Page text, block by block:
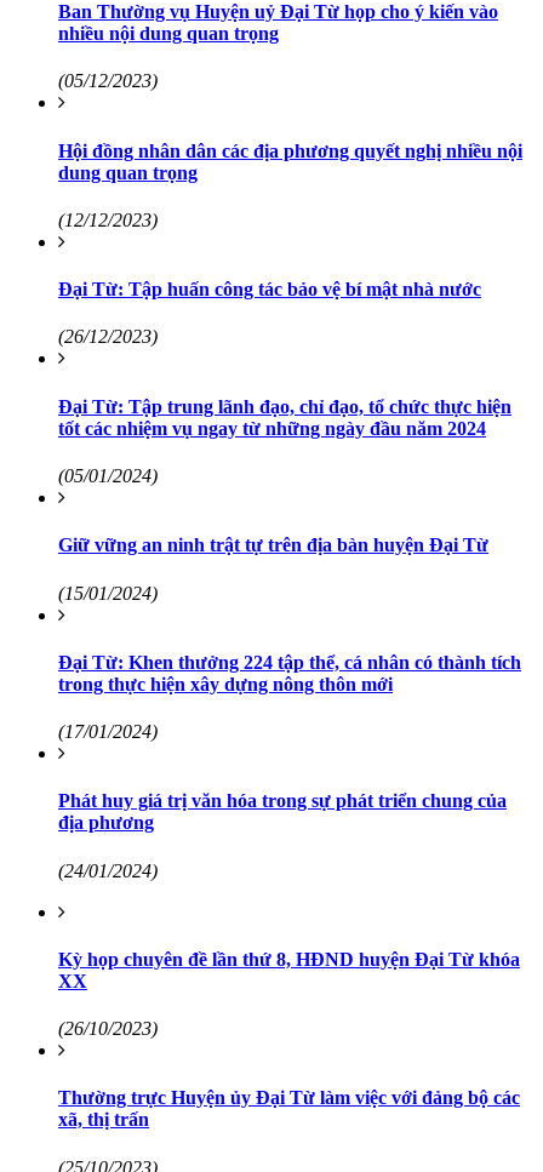
Ban Thường vụ Huyện uỷ Đại Từ họp cho ý kiến vào
nhiều nội dung quan trọng
(05/12/2023)
Hội đồng nhân dân các địa phương quyết nghị nhiều nội
dung quan trọng
(12/12/2023)
Đại Từ: Tập huấn công tác bảo vệ bí mật nhà nước
(26/12/2023)
Đại Từ: Tập trung lãnh đạo, chỉ đạo, tổ chức thực hiện
tốt các nhiệm vụ ngay từ những ngày đầu năm 2024
(05/01/2024)
Giữ vững an ninh trật tự trên địa bàn huyện Đại Từ
(15/01/2024)
Đại Từ: Khen thưởng 224 tập thể, cá nhân có thành tích
trong thực hiện xây dựng nông thôn mới
(17/01/2024)
Phát huy giá trị văn hóa trong sự phát triển chung của
địa phương
(24/01/2024)
Kỳ họp chuyên đề lần thứ 8, HĐND huyện Đại Từ khóa
XX
(26/10/2023)
Thường trực Huyện ủy Đại Từ làm việc với đảng bộ các
xã, thị trấn
(25/10/2023)